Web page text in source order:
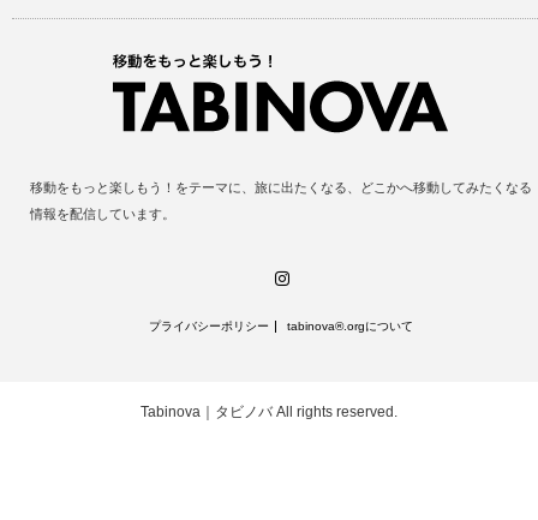
移動をもっと楽しもう！をテーマに、旅に出たくなる、どこかへ移動してみたくなる
情報を配信しています。
プライバシーポリシー tabinova®️.orgについて
Tabinova｜タビノバAll rights reserved.